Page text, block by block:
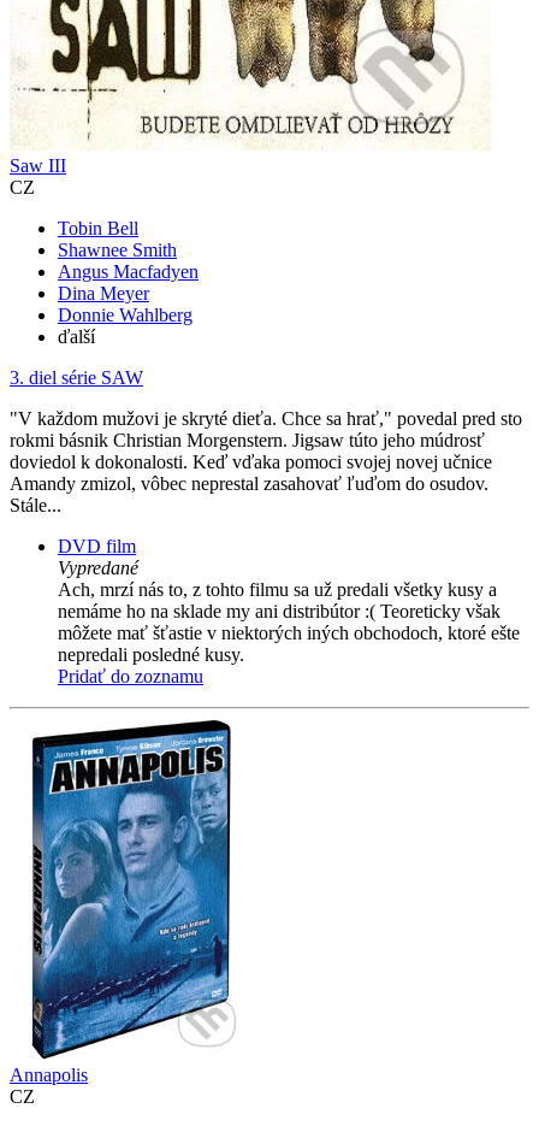
Saw III
CZ
Tobin Bell
Shawnee Smith
Angus Macfadyen
Dina Meyer
Donnie Wahlberg
ďalší
3. diel série SAW
"V každom mužovi je skryté dieťa. Chce sa hrať," povedal pred sto
rokmi básnik Christian Morgenstern. Jigsaw túto jeho múdrosť
doviedol k dokonalosti. Keď vďaka pomoci svojej novej učnice
Amandy zmizol, vôbec neprestal zasahovať ľuďom do osudov.
Stále...
DVD film
Vypredané
Ach, mrzí nás to, z tohto filmu sa už predali všetky kusy a
nemáme ho na sklade my ani distribútor :( Teoreticky však
môžete mať šťastie v niektorých iných obchodoch, ktoré ešte
nepredali posledné kusy.
Pridať do zoznamu
Annapolis
CZ